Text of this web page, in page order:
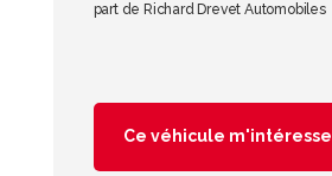
part de Richard Drevet Automobiles
Ce véhicule m'intéresse